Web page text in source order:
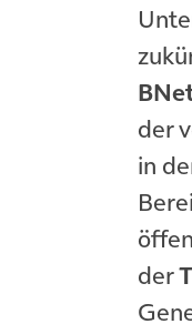
der
in
der